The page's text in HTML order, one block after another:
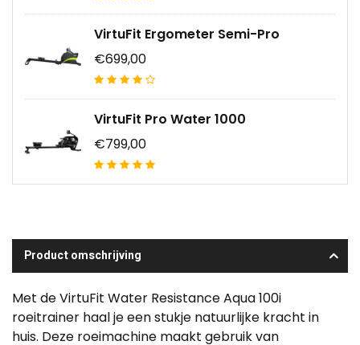
VirtuFit Ergometer Semi-Pro
€699,00
VirtuFit Pro Water 1000
€799,00
Product omschrijving
Met de VirtuFit Water Resistance Aqua 100i
roeitrainer haal je een stukje natuurlijke kracht in
huis. Deze roeimachine maakt gebruik van